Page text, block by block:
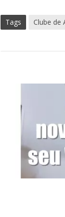
Tags Clube de